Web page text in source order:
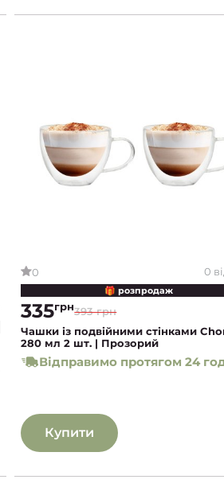
0 0
🎁 розпродаж
393 грн
335грн
Чашки із подвійними стінками
280 мл 2 шт. | Прозорий
Відправимо протягом 24
Купити